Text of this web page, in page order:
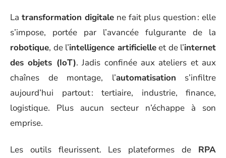
La transformation digitale ne fait plus question : elle
s’impose, portée par l’avancée fulgurante de la
robotique, de l’intelligence artificielleet de l’internet
des objets (IoT). Jadis confinée aux ateliers et aux
chaînes de montage, l’automatisation s’infiltre
aujourd’hui partout : tertiaire, industrie, finance,
logistique. Plus aucun secteur n’échappe à son
emprise.
Les outils fleurissent. Les plateformes de RPA